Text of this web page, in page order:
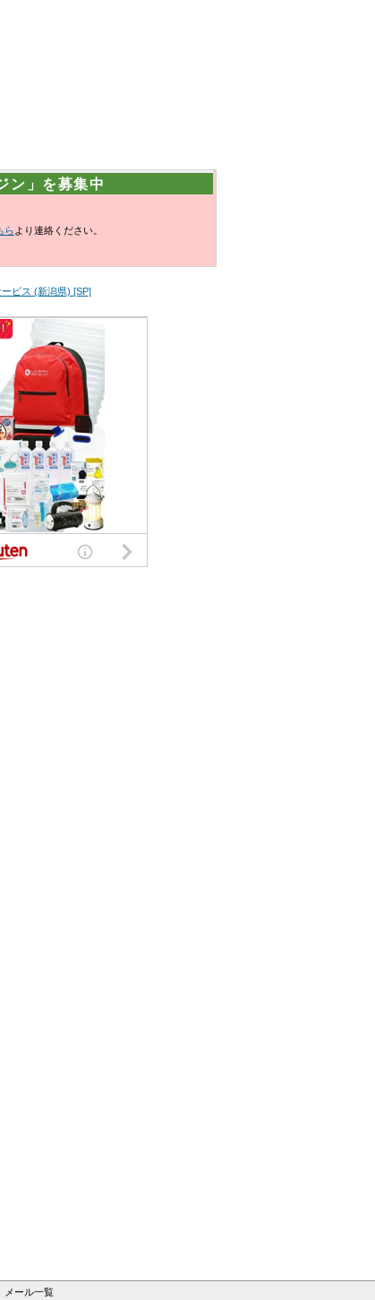
ン」を募集中
ら より連絡ください。
ビス (新潟県) [SP]
メール一覧